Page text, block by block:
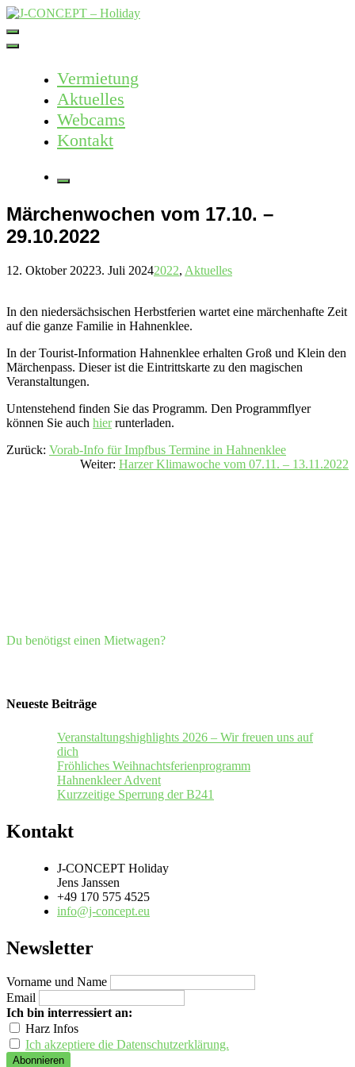
Skip
to
content
Vermietung
Aktuelles
Webcams
Kontakt
More
Märchenwochen vom 17.10. –
29.10.2022
12. Oktober 20223. Juli 20242022, Aktuelles
In den niedersächsischen Herbstferien wartet eine märchenhafte Zeit
auf die ganze Familie in Hahnenklee.
In der Tourist-Information Hahnenklee erhalten Groß und Klein den
Märchenpass. Dieser ist die Eintrittskarte zu den magischen
Veranstaltungen.
Untenstehend finden Sie das Programm. Den Programmflyer
können Sie auch hierrunterladen.
Zurück: Vorab-Info für Impfbus Termine in Hahnenklee
Weiter: Harzer Klimawoche vom 07.11. – 13.11.2022
Du benötigst einen Mietwagen?
Neueste Beiträge
Veranstaltungshighlights 2026 – Wir freuen uns auf
dich
Fröhliches Weihnachtsferienprogramm
Hahnenkleer Advent
Kurzzeitige Sperrung der B241
Kontakt
J-CONCEPT Holiday
Jens Janssen
+49 170 575 4525
info@j-concept.eu
Newsletter
Vorname und Name
Email
Ich bin interressiert an:
Harz Infos
Ich akzeptiere die Datenschutzerklärung.